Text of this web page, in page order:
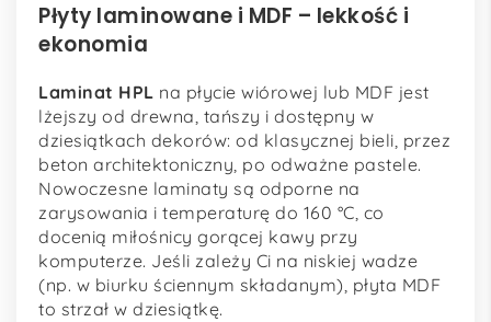
Płyty laminowane i MDF – lekkość i
ekonomia
Laminat HPL na płycie wiórowej lub MDF jest
lżejszy od drewna, tańszy i dostępny w
dziesiątkach dekorów: od klasycznej bieli, przez
beton architektoniczny, po odważne pastele.
Nowoczesne laminaty są odporne na
zarysowania i temperaturę do 160 °C, co
docenią miłośnicy gorącej kawy przy
komputerze. Jeśli zależy Ci na niskiej wadze
(np. w biurku ściennym składanym), płyta MDF
to strzał w dziesiątkę.